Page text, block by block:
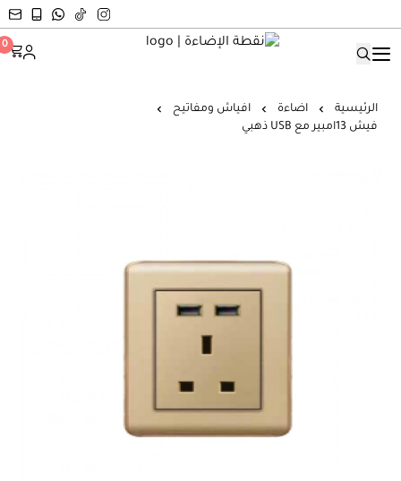
نقطة الإضاءة 0
الرئيسية اضاءة
افياش ومفاتيح
فيش 13امبير مع USB ذهبي